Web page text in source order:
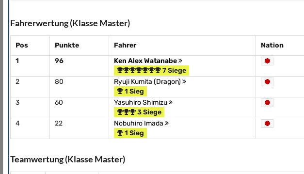
Fahrerwertung (Klasse Master)
Pos Punkte Fahrer Nation
1
96
Ken Alex Watanabe
7 Siege
2 80
Ryuji Kumita (Dragon)
1 Sieg
3 60
Yasuhiro Shimizu
3 Siege
4 22
Nobuhiro Imada
1 Sieg
Teamwertung (Klasse Master)